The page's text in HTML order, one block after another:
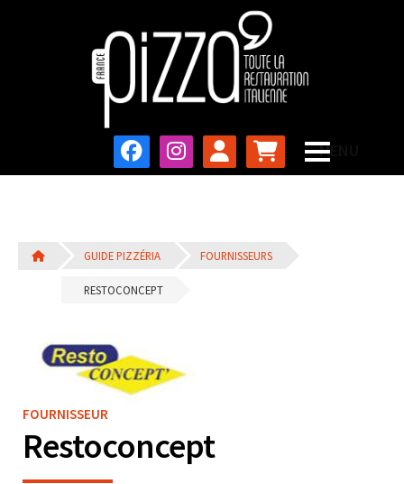
GUIDE PIZZÉRIA FOURNISSEURS
RESTOCONCEPT
FOURNISSEUR
Restoconcept